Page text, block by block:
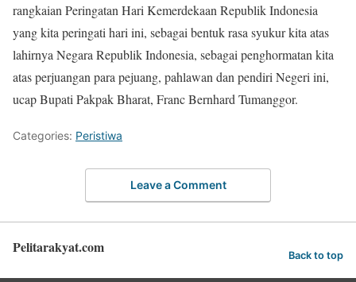
rangkaian Peringatan Hari Kemerdekaan Republik Indonesia
yang kita peringati hari ini, sebagai bentuk rasa syukur kita atas
lahirnya Negara Republik Indonesia, sebagai penghormatan kita
atas perjuangan para pejuang, pahlawan dan pendiri Negeri ini,
ucap Bupati Pakpak Bharat, Franc Bernhard Tumanggor.
Categories: Peristiwa
Leave a Comment
Pelitarakyat.com Back to top